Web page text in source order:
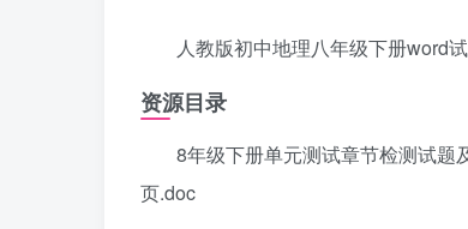
人教版初中地理八年级下册word
资源目录
8年级下册单元测试章节检测试题
页.doc